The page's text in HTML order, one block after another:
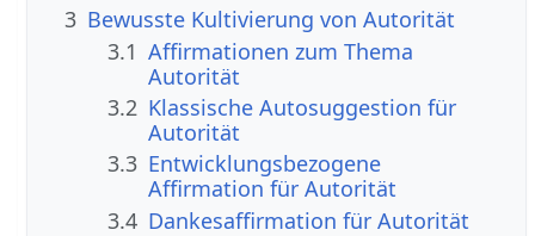
3 Bewusste Kultivierung von Autorität
3.1 Affirmationen zum Thema
Autorität
3.2 Klassische Autosuggestion für
Autorität
3.3 Entwicklungsbezogene
Affirmation für Autorität
3.4 Dankesaffirmation für Autorität